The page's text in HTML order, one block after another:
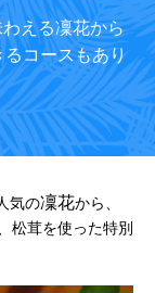
える凜花から
コースもあり
気の凜花から、
松茸を使った特別